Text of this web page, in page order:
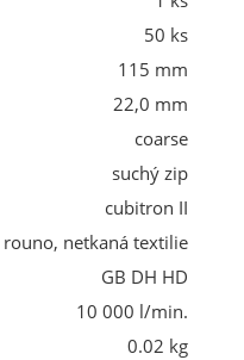
50 ks
115 mm
22,0 mm
coarse
suchý zip
cubitron II
netkaná textilie
GB DH HD
10 000 l/min.
0.02 kg